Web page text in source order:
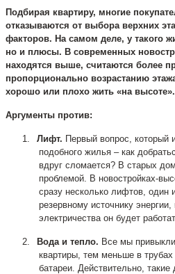
Подбирая квартиру, многие
отказываются от выбора верхних
факторов. На самом деле, у такого
но и плюсы. В современных
находятся выше, считаются более
пропорционально возрастанию
хорошо или плохо жить «на высоте».
Аргументы против:
1. Лифт. Первый вопрос, который
подобного жилья – как
вдруг сломается? В старых
проблемой. В новостройках-
сразу несколько лифтов, один
резервному источнику
электричества он будет
2. Вода и тепло. Все мы
квартиры, тем меньше в
батареи. Действительно, такие